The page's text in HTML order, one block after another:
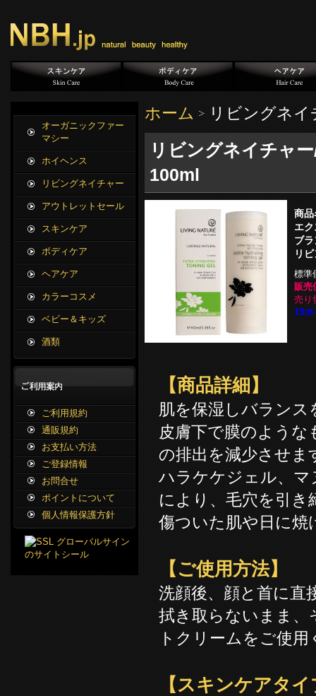
ホーム リビングネ
リビングネイチャ
100ml
商品
エ
ブ
リ
標準
販売
売り
19ポ
【商品詳細】
肌を保湿しバランス
皮膚下で膜のよう
の排出を減少させま
ハラケケジェル、マ
により、毛穴を引き
傷ついた肌や日に焼
【ご使用方法】
洗顔後、顔と首に直
拭き取らないまま
トクリームをご使
【スキンケアタ
オーガニックファー
マシー
ホイヘンス
リビングネイチャー
アウトレットセール
スキンケア
ボディケア
ヘアケア
カラーコスメ
ベビー＆キッズ
酒類
ご利用規約
通販規約
お支払い方法
ご登録情報
お問合せ
ポイントについて
個人情報保護方針